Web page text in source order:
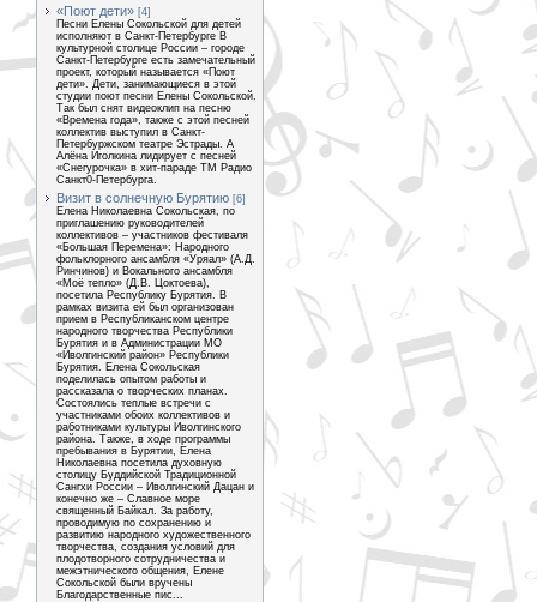
«Поют дети» [4]
Песни Елены Сокольской для детей
исполняют в Санкт-Петербурге В
культурной столице России – городе
Санкт-Петербурге есть замечательный
проект, который называется «Поют
дети». Дети, занимающиеся в этой
студии поют песни Елены Сокольской.
Так был снят видеоклип на песню
«Времена года», также с этой песней
коллектив выступил в Санкт-
Петербуржском театре Эстрады. А
Алёна Иголкина лидирует с песней
«Снегурочка» в хит-параде ТМ Радио
Санкт0-Петербурга.
Визит в солнечную Бурятию [6]
Елена Николаевна Сокольская, по
приглашению руководителей
коллективов – участников фестиваля
«Большая Перемена»: Народного
фольклорного ансамбля «Уряал» (А.Д.
Ринчинов) и Вокального ансамбля
«Моё тепло» (Д.В. Цоктоева),
посетила Республику Бурятия. В
рамках визита ей был организован
прием в Республиканском центре
народного творчества Республики
Бурятия и в Администрации МО
«Иволгинский район» Республики
Бурятия. Елена Сокольская
поделилась опытом работы и
рассказала о творческих планах.
Состоялись теплые встречи с
участниками обоих коллективов и
работниками культуры Иволгинского
района. Также, в ходе программы
пребывания в Бурятии, Елена
Николаевна посетила духовную
столицу Буддийской Традиционной
Сангхи России – Иволгинский Дацан и
конечно же – Славное море
священный Байкал. За работу,
проводимую по сохранению и
развитию народного художественного
творчества, создания условий для
плодотворного сотрудничества и
межэтнического общения, Елене
Сокольской были вручены
Благодарственные пис...